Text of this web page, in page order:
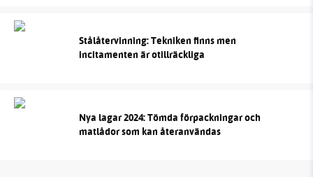
Stålåtervinning: Tekniken finns men
incitamenten är otillräckliga
Nya lagar 2024: Tömda förpackningar och
matlådor som kan återanvändas